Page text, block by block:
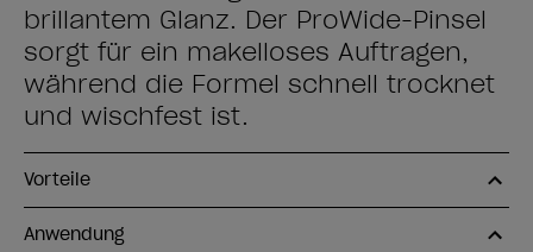
brillantem Glanz. Der ProWide-Pinsel
sorgt für ein makelloses Auftragen,
während die Formel schnell trocknet
und wischfest ist.
Vorteile
Anwendung